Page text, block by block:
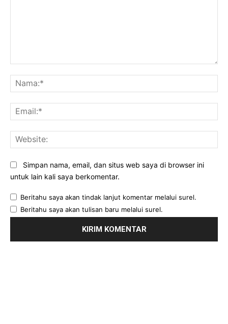
Simpan nama, email, dan situs web saya di browser ini
untuk lain kali saya berkomentar.
Beritahu saya akan tindak lanjut komentar melalui surel.
Beritahu saya akan tulisan baru melalui surel.